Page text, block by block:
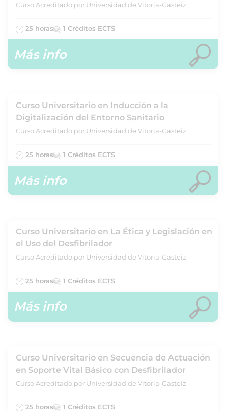
Curso Acreditado por Universidad de Vitoria-Gasteiz
25 horas 1 Créditos ECTS
Más info
Curso Universitario en Inducción a la
Digitalización del Entorno Sanitario
Curso Acreditado por Universidad de Vitoria-Gasteiz
25 horas 1 Créditos ECTS
Más info
Curso Universitario en La Ética y Legislación en
el Uso del Desfibrilador
Curso Acreditado por Universidad de Vitoria-Gasteiz
25 horas 1 Créditos ECTS
Más info
Curso Universitario en Secuencia de Actuación
en Soporte Vital Básico con Desfibrilador
Curso Acreditado por Universidad de Vitoria-Gasteiz
25 horas 1 Créditos ECTS